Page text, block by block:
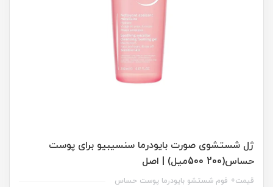
ژل شستشوی صورت بایودرما سنسیبیو برای پوست
حساس(200 500میل) | اصل
قیمت+ فوم شستشو بایودرما پوست حساس